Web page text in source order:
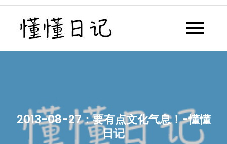
Skip
content
懂懂日记网每天同步更新懂懂学
2013-08-27：要有点文化气息！-懂懂
日记